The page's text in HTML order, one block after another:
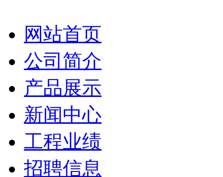
网站首页
公司简介
产品展示
新闻中心
工程业绩
招聘信息